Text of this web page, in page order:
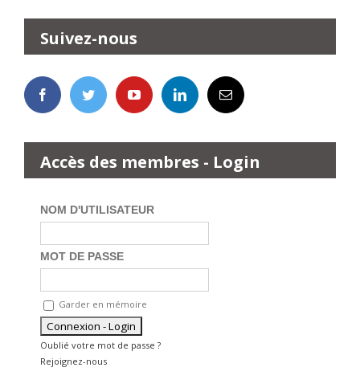
Suivez-nous
Accès des membres - Login
NOM D'UTILISATEUR
MOT DE PASSE
Garder en mémoire
Oublié votre mot de passe ?
Rejoignez-nous